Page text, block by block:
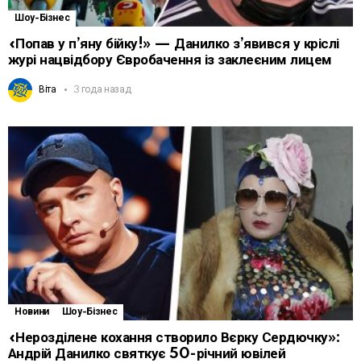
Шоу-Бізнес
«Попав у п’яну бійку!» — Данилко з’явився у кріслі
журі нацвідбору Євробачення із заклеєним лицем
Віта 3 года назад
Новини Шоу-Бізнес
«Нерозділене кохання створило Вєрку Сердючку»:
Андрій Данилко святкує 50-річний ювілей